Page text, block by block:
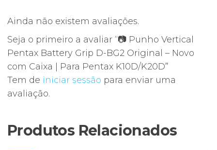
Ainda não existem avaliações.
Seja o primeiro a avaliar “📷 Punho Vertical
Pentax Battery Grip D-BG2 Original – Novo
com Caixa | Para Pentax K10D/K20D”
Tem de iniciar sessão para enviar uma
avaliação.
Produtos Relacionados